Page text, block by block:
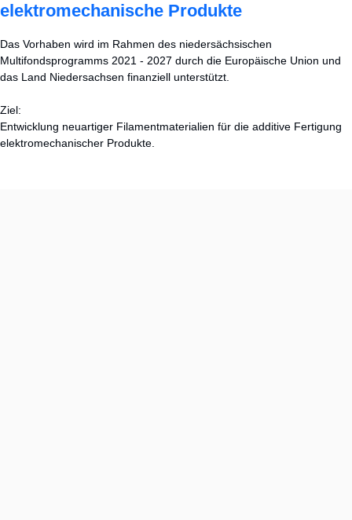
elektromechanische Produkte
Das Vorhaben wird im Rahmen des niedersächsischen
Multifondsprogramms 2021 - 2027 durch die Europäische Union und
das Land Niedersachsen finanziell unterstützt.
Ziel:
Entwicklung neuartiger Filamentmaterialien für die additive Fertigung
elektromechanischer Produkte.